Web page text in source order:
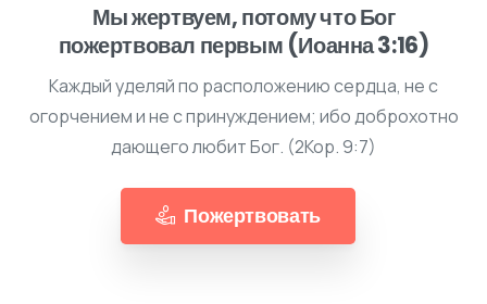
Мы жертвуем, потому что Бог
пожертвовал первым (Иоанна 3:16)
Каждый уделяй по расположению сердца, не с
огорчением и не с принуждением; ибо доброхотно
дающего любит Бог. (2Кор. 9:7)
Пожертвовать